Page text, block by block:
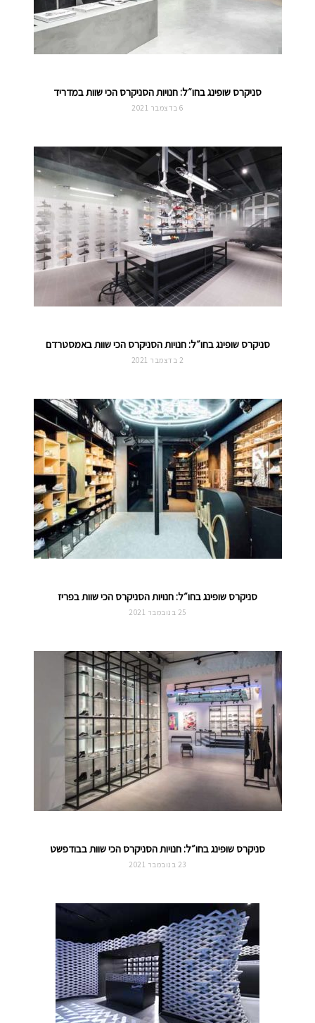
סניקרס שופינג בחו״ל: חנויות הסניקרס הכי שוות במדריד
6 בדצמבר 2021
סניקרס שופינג בחו״ל: חנויות הסניקרס הכי שוות באמסטרדם
2 בדצמבר 2021
סניקרס שופינג בחו״ל: חנויות הסניקרס הכי שוות בפריז
25 בנובמבר 2021
סניקרס שופינג בחו״ל: חנויות הסניקרס הכי שוות בבודפשט
23 בנובמבר 2021